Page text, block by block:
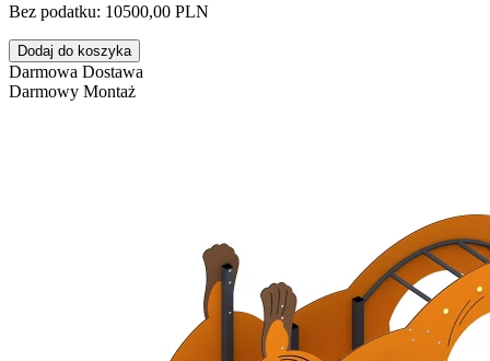
Bez podatku: 10500,00 PLN
Dodaj do koszyka
Darmowa Dostawa
Darmowy Montaż